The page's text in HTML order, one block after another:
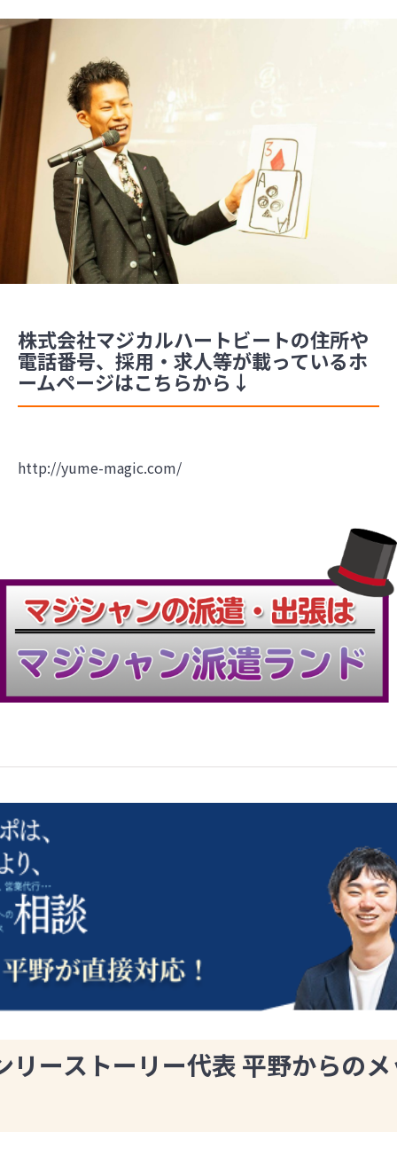
株式会社マジカルハートビートの住所や
電話番号、採用・求人等が載っているホ
ームページはこちらから↓
http://yume-magic.com/
リーストーリー代表 平野からの